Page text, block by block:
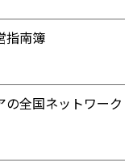
指南簿
全国ネットワーク